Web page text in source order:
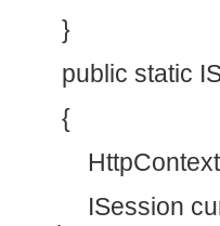
}
public static
{
HttpContext
ISession